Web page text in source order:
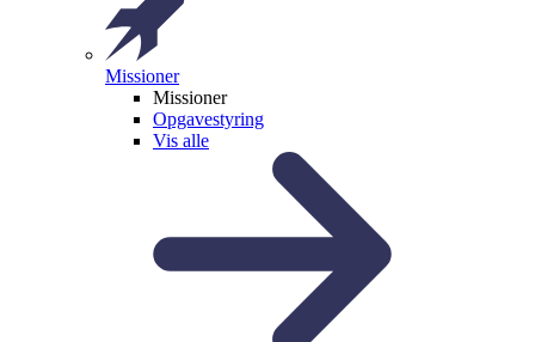
Missioner
Missioner
Opgavestyring
Vis alle